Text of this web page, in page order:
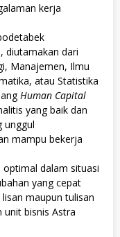
kerja
diutamakan dari
Manajemen, Ilmu
atau Statistika
Human Capital
yang baik dan
unggul
mampu bekerja
dalam situasi
yang cepat
maupun tulisan
unit bisnis Astra